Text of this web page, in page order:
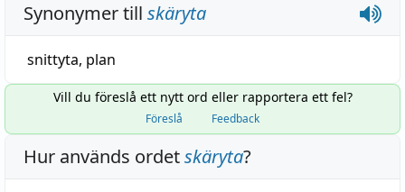
Synonymer till skäryta
snittyta, plan
Vill du föreslå ett nytt ord eller rapportera ett fel?
Föreslå Feedback
Hur används ordetskäryta?